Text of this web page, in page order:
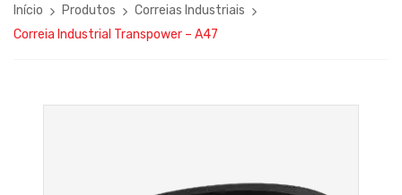
Início Produtos
Correias Industriais
Correia Industrial Transpower – A47